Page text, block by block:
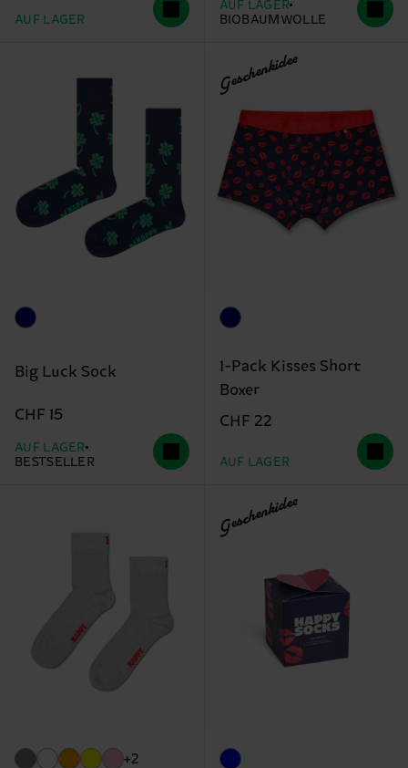
AUF LAGER
AUF LAGER
BIOBAUMWOLLE
Big Luck Sock
CHF 15
AUF LAGER
BESTSELLER
Geschenkidee
1-Pack Kisses Short
Boxer
CHF 22
AUF LAGER
+2
Geschenkidee